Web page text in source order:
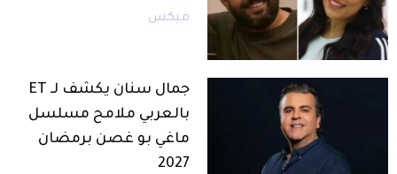
ميكس
جمال سنان يكشف لـ ET
بالعربي ملامح مسلسل
ماغي بو غصن برمضان
2027